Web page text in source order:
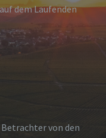
dem Laufenden
von den